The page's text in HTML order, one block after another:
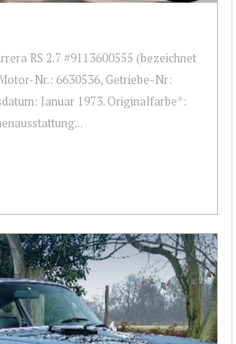
RS 2.7 #9113600555 (bezeichnet
Nr.: 6630536, Getriebe-Nr:
Januar 1973. Originalfarbe*: